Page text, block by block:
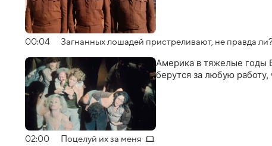
00:04 Загнанных лошадей пристреливают, не правда
Америка в тяжелые годы
берутся за любую
02:00
Поцелуй их за меня